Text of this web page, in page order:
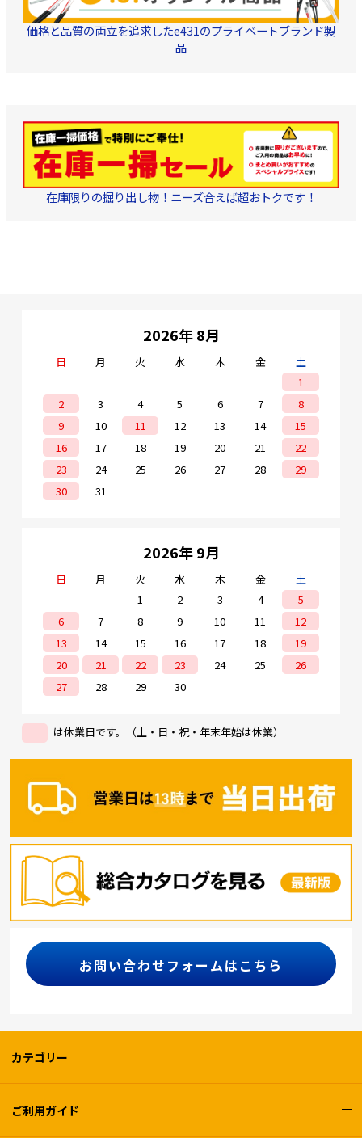
価格と品質の両立を追求したe431のプライベートブランド製
品
在庫限りの掘り出し物！ニーズ合えば超おトクです！
2026年 8月
日 月 火 水 木 金
土
1
2
3 4 5 6 7
8
9
10 11 12 13 14
15
16
17 18 19 20 21
22
23
24 25 26 27 28
29
30
31
2026年 9月
日 月 火 水 木 金
土
1
2 3 4
5
6
7 8 9 10 11
12
13
14 15 16 17 18
19
20
21 22 23 24 25
26
27
28 29 30
は休業日です。（土・日・祝・年末年始は休業）
お問い合わせフォームはこちら
カテゴリー
ご利用ガイド